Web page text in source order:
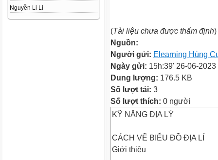
Nguyễn Li Li
(Tài liệu chưa được thẩm định)
Nguồn:
Người gửi: Elearning Hùng
Ngày gửi: 15h:39' 26-06-2023
Dung lượng: 176.5 KB
Số lượt tải: 3
Số lượt thích: 0 người
KỸ NĂNG ĐỊA LÝ
CÁCH VẼ BIỂU ĐỒ ĐỊA LÍ
Giới thiệu